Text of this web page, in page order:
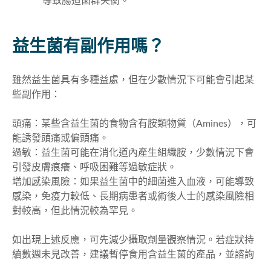
益生菌有副作用嗎？
雖然益生菌具有多種益處，但在少數情況下可能會引起某
些副作用：
頭痛：某些含益生菌的食物含有胺類物質（Amines），可
能誘發頭痛或偏頭痛。
過敏：益生菌可能在消化道內產生組織胺，少數情況下會
引發皮膚痕癢、呼吸困難等過敏症狀。
增加感染風險：如果益生菌中的細菌進入血液，可能導致
感染，免疫力較低、長期病患者或術後人士的感染風險相
對較高，但此情況較為罕見。
如出現上述反應，可先減少攝取劑量觀察情況。若症狀持
續數週未見改善，建議暫停食用含益生菌的產品，並諮詢